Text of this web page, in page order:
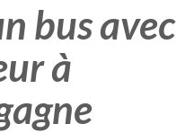
bus avec
à